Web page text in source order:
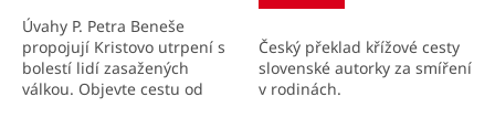
Úvahy P. Petra Beneše
propojují Kristovo utrpení s
bolestí lidí zasažených
válkou. Objevte cestu od
hvězdiček.
Český překlad křížové cesty
slovenské autorky za smíření
v rodinách.